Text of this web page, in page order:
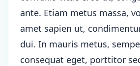
ante. Etiam metus massa,
amet sapien ut,
dui. In mauris metus,
consequat eget, porttitor